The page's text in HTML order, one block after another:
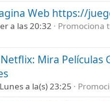
Web https://
a las 20:32 Promociona
Mira Películas
a la(s) 23:25